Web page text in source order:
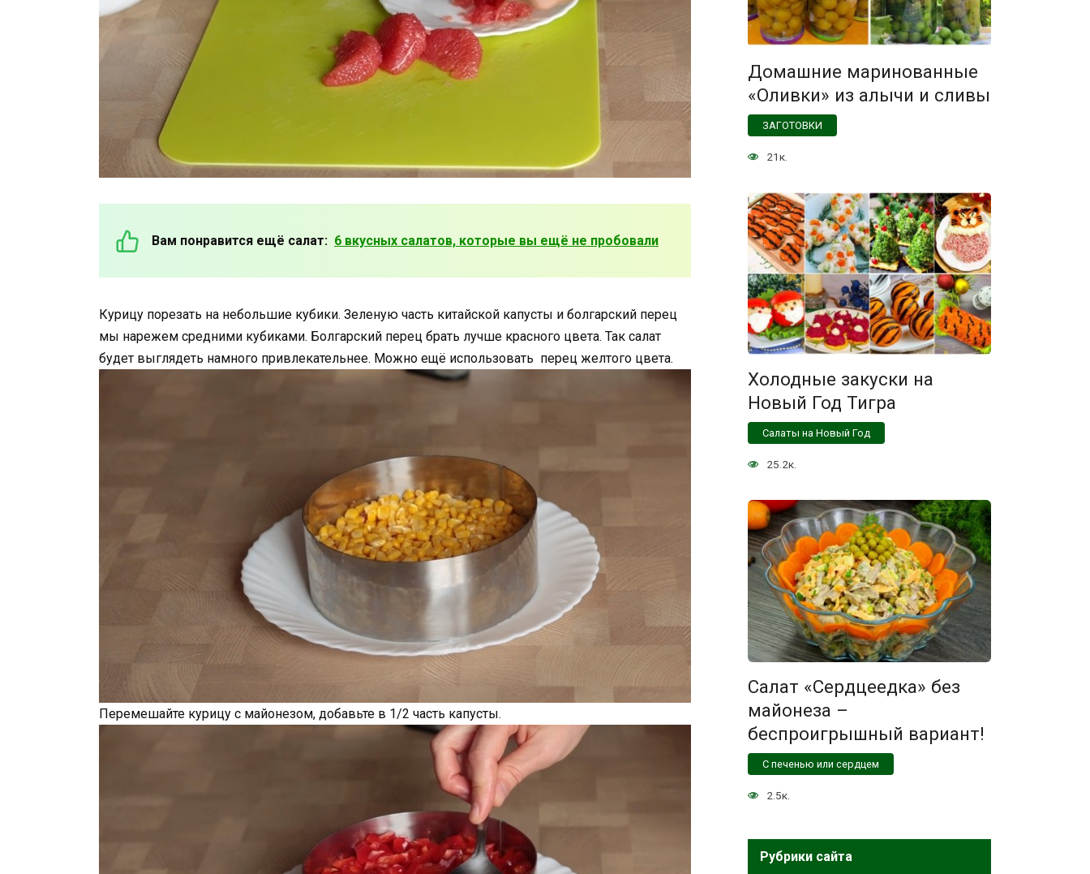
Вам понравится ещё салат: 6 вкусных салатов, которые вы ещё не пробовали
Курицу порезать на небольшие кубики. Зеленую часть китайской капусты и болгарский перец
мы нарежем средними кубиками. Болгарский перец брать лучше красного цвета. Так салат
будет выглядеть намного привлекательнее. Можно ещё использовать перец желтого цвета.
Перемешайте курицу с майонезом, добавьте в 1/2 часть капусты.
Домашние маринованные
«Оливки» из алычи и сливы
ЗАГОТОВКИ
21к.
Холодные закуски на
Новый Год Тигра
Салаты на Новый Год
25.2к.
Салат «Сердцеедка» без
майонеза –
беспроигрышный вариант!
С печенью или сердцем
2.5к.
Рубрики сайта